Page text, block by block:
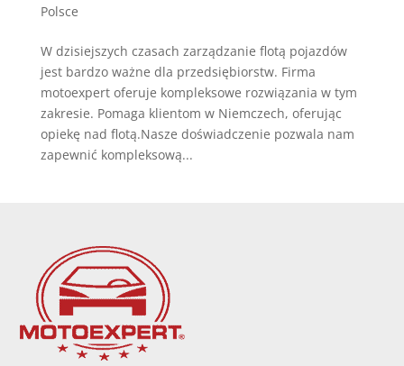
Polsce
W dzisiejszych czasach zarządzanie flotą pojazdów
jest bardzo ważne dla przedsiębiorstw. Firma
motoexpert oferuje kompleksowe rozwiązania w tym
zakresie. Pomaga klientom w Niemczech, oferując
opiekę nad flotą.Nasze doświadczenie pozwala nam
zapewnić kompleksową...